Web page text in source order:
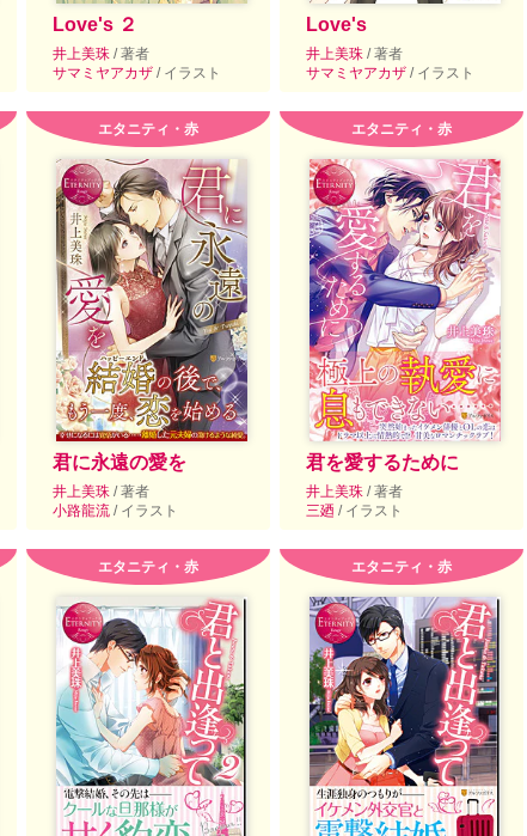
Love's ２
井上美珠 / 著者
サマミヤアカザ / イラスト
Love's
井上美珠 / 著者
サマミヤアカザ / イラスト
エタニティ・赤
君に永遠の愛を
井上美珠 / 著者
小路龍流 / イラスト
エタニティ・赤
君を愛するために
井上美珠 / 著者
三廼 / イラスト
エタニティ・赤 エタニティ・赤